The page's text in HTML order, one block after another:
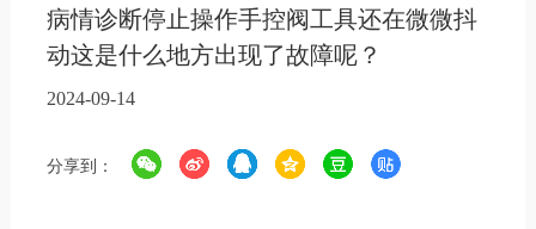
病情诊断停止操作手控阀工具还在微微抖
动这是什么地方出现了故障呢？
2024-09-14
分享到：